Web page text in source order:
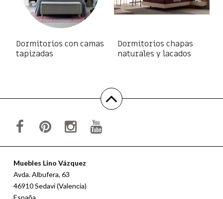
Dormitorios con camas
tapizadas
Dormitorios chapas
naturales y lacados
Muebles Lino Vázquez
Avda. Albufera, 63
46910 Sedaví (Valencia)